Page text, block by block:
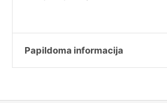
Papildoma informacija